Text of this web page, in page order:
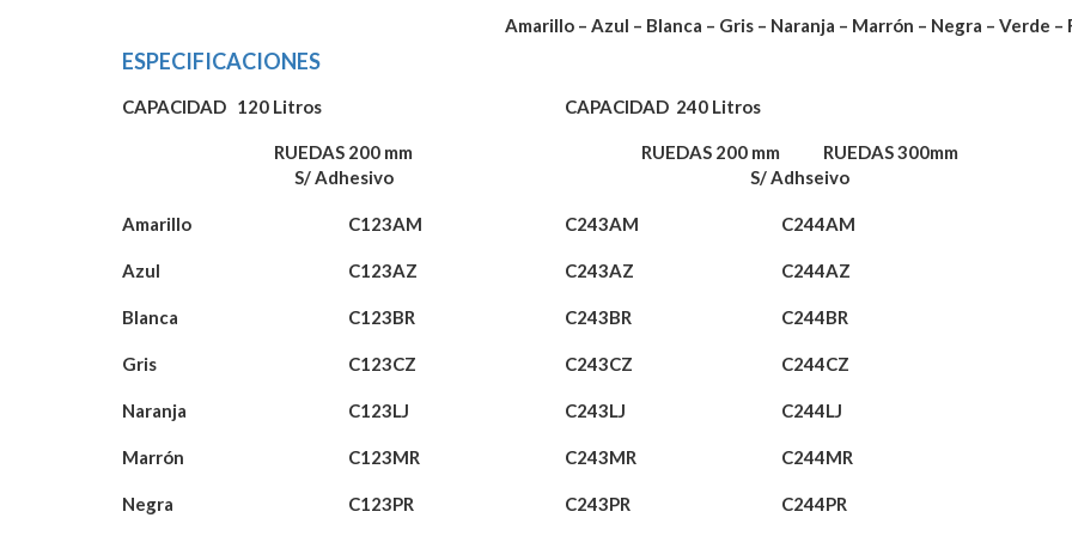
Amarillo – Azul – Blanca – Gris – Naranja – Marrón – Negra – Verde –
ESPECIFICACIONES
CAPACIDAD 120 Litros CAPACIDAD 240 Litros
RUEDAS 200 mm
S/ Adhesivo
RUEDAS 200 mm RUEDAS 300mm
S/ Adhseivo
Amarillo C123AM C243AM C244AM
Azul C123AZ C243AZ C244AZ
Blanca C123BR C243BR C244BR
Gris C123CZ C243CZ C244CZ
Naranja C123LJ C243LJ C244LJ
Marrón C123MR C243MR C244MR
Negra C123PR C243PR C244PR